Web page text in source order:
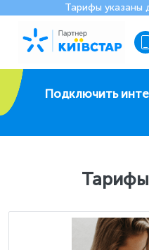
Тарифы указаны
Подключить